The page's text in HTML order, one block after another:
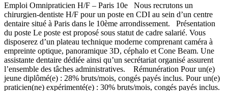
Emploi Omnipraticien H/F – Paris 10e Nous recrutons un
chirurgien-dentiste H/F pour un poste en CDI au sein d’un centre
dentaire situé à Paris dans le 10ème arrondissement. Présentation
du poste Le poste est proposé sous statut de cadre salarié. Vous
disposerez d’un plateau technique moderne comprenant caméra à
empreinte optique, panoramique 3D, céphalo et Cone Beam. Une
assistante dentaire dédiée ainsi qu’un secrétariat organisé assurent
l’ensemble des tâches administratives. Rémunération Pour un(e)
jeune diplômé(e) : 28% bruts/mois, congés payés inclus. Pour un(e)
praticien(ne) expérimenté(e) : 30% bruts/mois, congés payés inclus.